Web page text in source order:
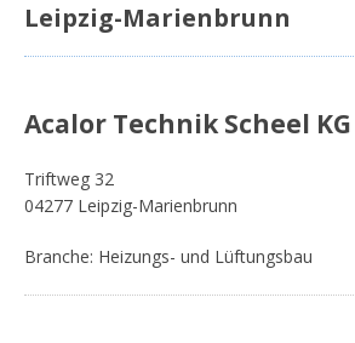
Leipzig-Marienbrunn
Acalor Technik Scheel KG
Triftweg 32
04277 Leipzig-Marienbrunn
Branche: Heizungs- und Lüftungsbau